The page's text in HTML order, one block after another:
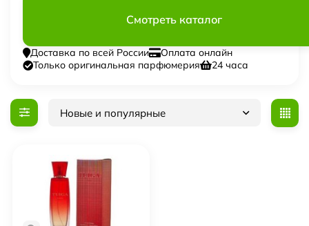
Смотреть каталог
Доставка по всей России
Оплата онлайн
Только оригинальная парфюмерия
24 часа
Новые и популярные